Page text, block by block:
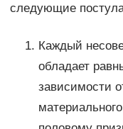
следующие
Каждый
обладает
зависимости